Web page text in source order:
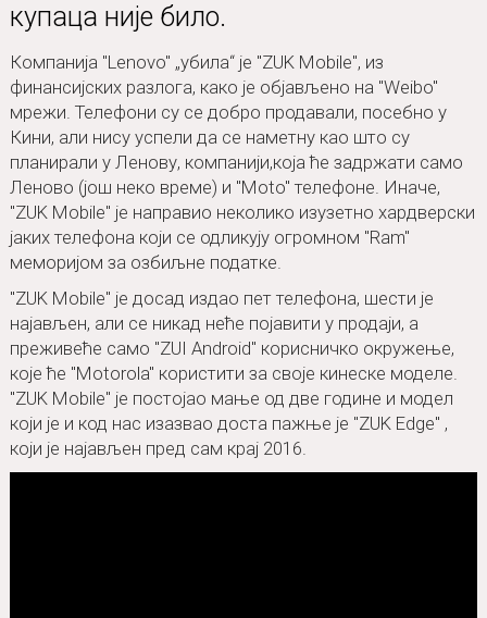
купаца није било.
Компанија "Lenovo" „убила“ је "ZUK Mobile", из
финансијских разлога, како је објављено на "Weibo"
мрежи. Телефони су се добро продавали, посебно у
Кини, али нису успели да се наметну као што су
планирали у Ленову, компанији,која ће задржати само
Леново (још неко време) и "Moto" телефоне. Иначе,
"ZUK Mobile" је направио неколико изузетно хардверски
јаких телефона кojи се одликују огромном "Ram"
меморијом за озбиљне податке.
"ZUK Mobile" је досад издао пет телефона, шести је
најављен, али се никад неће појавити у продаји, а
преживеће само "ZUI Android" корисничко окружење,
које ће "Motorola" користити за своје кинеске моделе.
"ZUK Mobile" је постојао мање од две године и модел
који је и код нас изазвао доста пажње је "ZUK Edge" ,
који је најављен пред сам крај 2016.